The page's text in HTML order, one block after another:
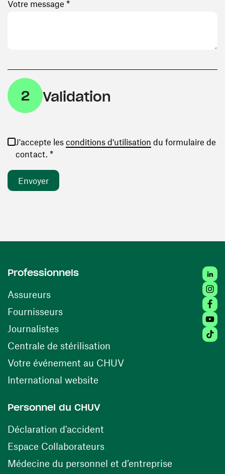
Votre message *
2 Validation
J'accepte les conditions d'utilisation (ouvre une
du formulaire de
contact. *
Professionnels
Assureurs
Fournisseurs(ouvre une nouvelle fenêtre)
Journalistes
Centrale de stérilisation (ouvre une nouvelle
Votre événement au CHUV(ouvre une nouvelle
International website
Personnel du CHUV
Déclaration d'accident
Espace Collaborateurs(ouvre une nouvelle fenêtre)
Médecine du personnel et d’entreprise